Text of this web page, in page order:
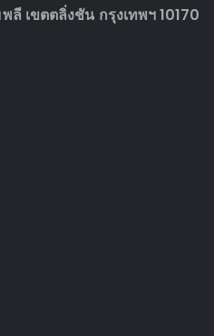
เขตตลิ่งชัน กรุงเทพฯ 10170